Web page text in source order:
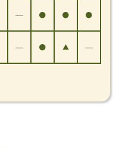
― ● ● ●
― ● ▲ ―